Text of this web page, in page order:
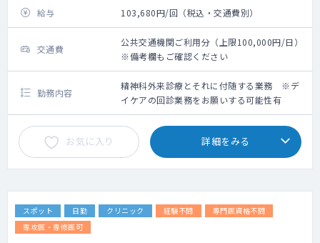
給与 103,680円/回（税込・交通費別）
交通費
公共交通機関ご利用分（上限100,000円/日）
※備考欄もご確認ください
勤務内容
精神科外来診療とそれに付随する業務 ※デ
イケアの回診業務をお願いする可能性有
お気に入り 詳細をみる
スポット 日勤 クリニック 経験不問
専門医資格不問
専攻医・専修医可